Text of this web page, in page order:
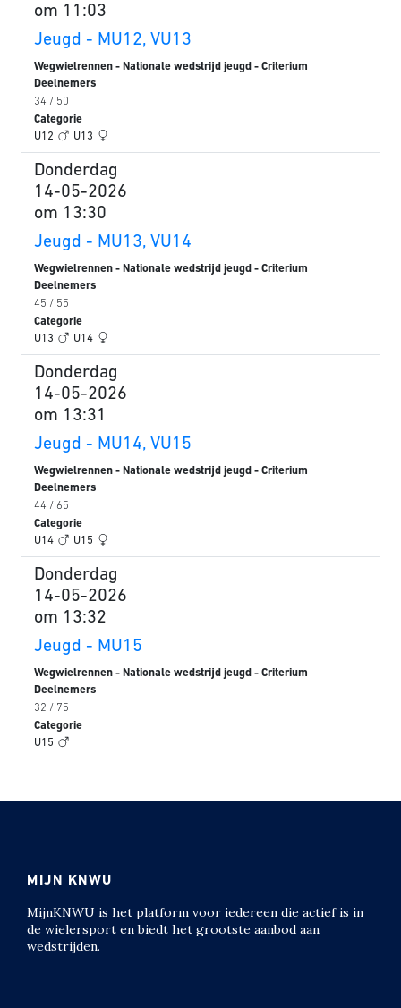
om 11:03
Jeugd - MU12, VU13
Wegwielrennen - Nationale wedstrijd jeugd - Criterium
Deelnemers
34 / 50
Categorie
U12
U13
Donderdag
14-05-2026
om 13:30
Jeugd - MU13, VU14
Wegwielrennen - Nationale wedstrijd jeugd - Criterium
Deelnemers
45 / 55
Categorie
U13
U14
Donderdag
14-05-2026
om 13:31
Jeugd - MU14, VU15
Wegwielrennen - Nationale wedstrijd jeugd - Criterium
Deelnemers
44 / 65
Categorie
U14
U15
Donderdag
14-05-2026
om 13:32
Jeugd - MU15
Wegwielrennen - Nationale wedstrijd jeugd - Criterium
Deelnemers
32 / 75
Categorie
U15
MIJN KNWU
MijnKNWU is het platform voor iedereen die actief is in
de wielersport en biedt het grootste aanbod aan
wedstrijden.